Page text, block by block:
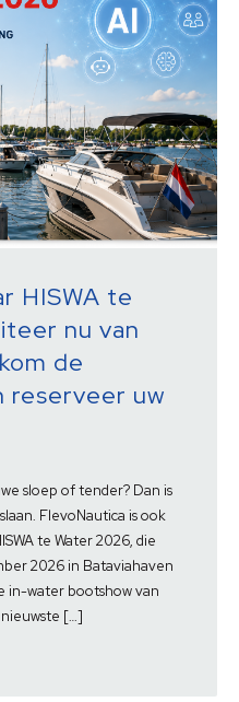
HISWA te
nu van
de
reserveer uw
sloep of tender? Dan is
FlevoNautica is ook
te Water 2026, die
2026 in Bataviahaven
in-water bootshow van
[…]